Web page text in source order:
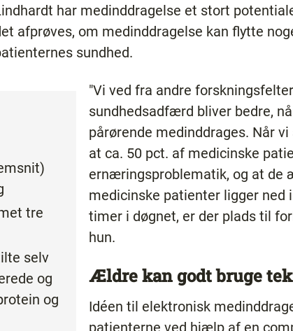
har medinddragelse et stort
afprøves, om medinddragelse kan flytte
sundhed.
tre
selv
og
og
"Vi ved fra andre
sundhedsadfærd bliver bedre,
pårørende medinddrages. Når
at ca. 50 pct. af medicinske
ernæringsproblematik, og at de
medicinske patienter ligger ned
timer i døgnet, er der plads til
hun.
Ældre kan godt bruge
Idéen til elektronisk
patienterne ved hjælp af en